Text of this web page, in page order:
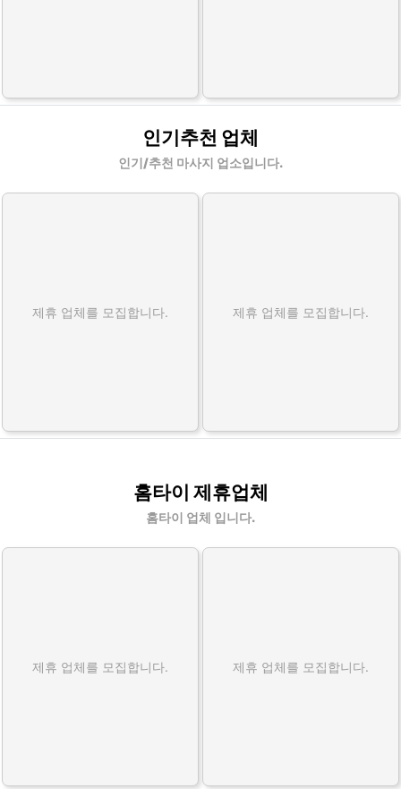
인기추천 업체
인기/추천 마사지 업소입니다.
제휴 업체를 모집합니다. 제휴 업체를 모집합니다.
홈타이 제휴업체
홈타이 업체 입니다.
제휴 업체를 모집합니다. 제휴 업체를 모집합니다.